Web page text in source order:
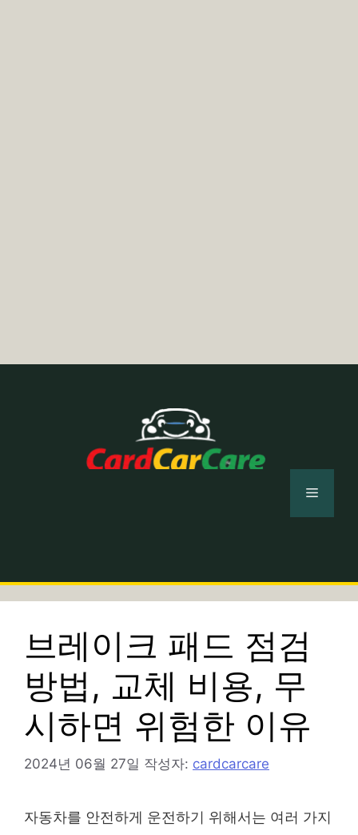
메
브레이크 패드 점검
방법, 교체 비용, 무
시하면 위험한 이유
2024년 06월 27일 작성자: cardcarcare
자동차를 안전하게 운전하기 위해서는 여러 가지